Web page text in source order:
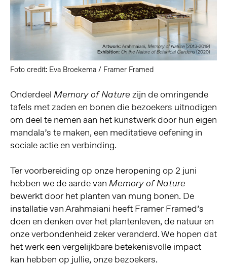
Foto credit: Eva Broekema / Framer Framed
Onderdeel Memory of Nature zijn de omringende
tafels met zaden en bonen die bezoekers uitnodigen
om deel te nemen aan het kunstwerk door hun eigen
mandala’s te maken, een meditatieve oefening in
sociale actie en verbinding.
Ter voorbereiding op onze heropening op 2 juni
hebben we de aarde van Memory of Nature
bewerkt door het planten van mung bonen. De
installatie van Arahmaiani heeft Framer Framed’s
doen en denken over het plantenleven, de natuur en
onze verbondenheid zeker veranderd. We hopen dat
het werk een vergelijkbare betekenisvolle impact
kan hebben op jullie, onze bezoekers.